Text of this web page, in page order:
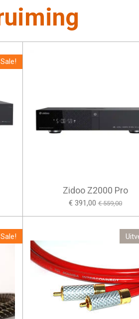
Sale!
Zidoo Z2000 Pro
€ 391,00 € 559,00
Sale!